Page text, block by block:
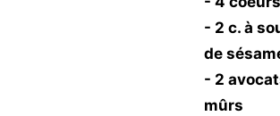
- 2 c. à
de
- 2
mûrs